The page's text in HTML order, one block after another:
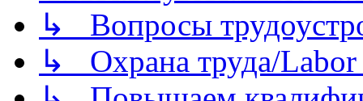
↳ Вопросы
↳ Охрана труда/Labor